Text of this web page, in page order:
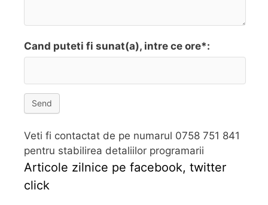
Cand puteti fi sunat(a), intre ce ore*:
Send
Veti fi contactat de pe numarul 0758 751 841
pentru stabilirea detaliilor programarii
Articole zilnice pe facebook, twitter
click